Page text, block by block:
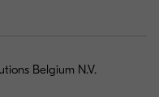
Belgium N.V.